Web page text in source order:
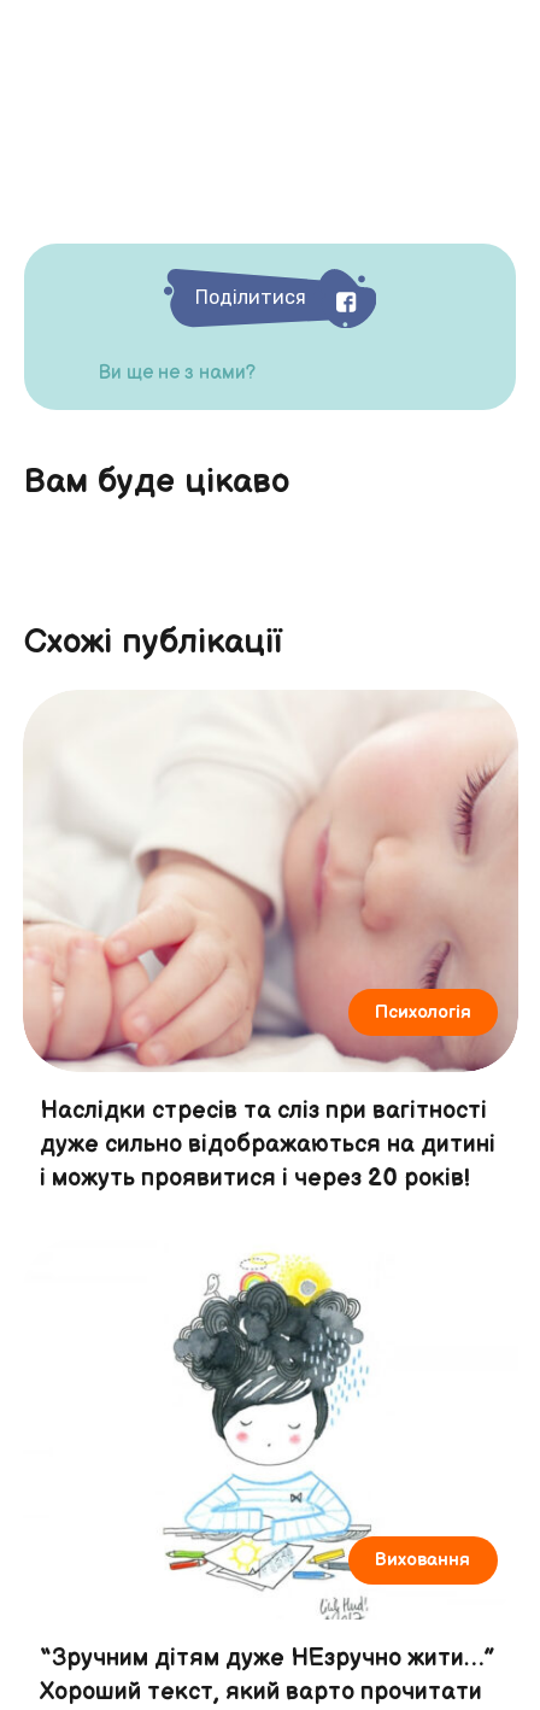
Поділитися
Ви ще не з нами?
Вам буде цікаво
Схожі публікації
Психологія
Наслідки стресів та сліз при вагітності
дуже сильно відображаються на дитині
і можуть проявитися і через 20 років!
Виховання
“Зручним дітям дуже НЕзручно жити…”
Хороший текст, який варто прочитати